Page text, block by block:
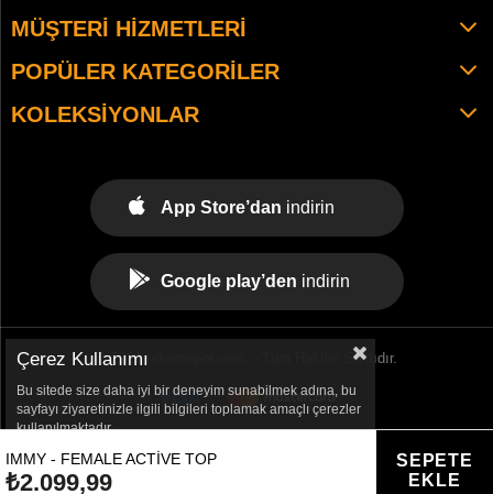
IMMY - FEMALE ACTIVE TOP
₺2.099,99
MÜŞTERI HIZMETLERI
POPÜLER KATEGORILER
KOLEKSIYONLAR
App Store’dan indirin
Google play’den indirin
© 2021 tekemspor.com. - Tüm Hakları Saklıdır.
Çerez Kullanımı
Bu sitede size daha iyi bir deneyim sunabilmek adına, bu
sayfayı ziyaretinizle ilgili bilgileri toplamak amaçlı çerezler
kullanılmaktadır.